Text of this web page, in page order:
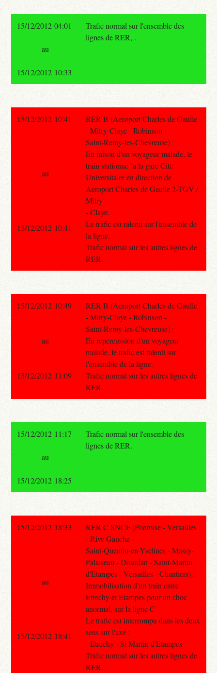
15/12/2012 04:01
Trafic normal sur l'ensemble des
lignes de RER, .
au
15/12/2012 10:33
15/12/2012 10:41
RER B (Aeroport Charles de Gaulle
- Mitry-Claye - Robinson -
Saint-Remy-les-Chevreuse) :
En raison d'un voyageur malade, le
train stationne `a la gare Cite
Universitaire en direction de
Aeroport Charles de Gaulle 2-TGV /
Mitry
- Claye.
Le trafic est ralenti sur l'ensemble de
la ligne.
Trafic normal sur les autres lignes de
RER.
au
15/12/2012 10:41
15/12/2012 10:49
RER B (Aeroport Charles de Gaulle
- Mitry-Claye - Robinson -
Saint-Remy-les-Chevreuse) :
En repercussion d'un voyageur
malade, le trafic est ralenti sur
l'ensemble de la ligne.
Trafic normal sur les autres lignes de
RER.
au
15/12/2012 11:09
15/12/2012 11:17
Trafic normal sur l'ensemble des
lignes de RER.
au
15/12/2012 18:25
15/12/2012 18:33
RER C SNCF (Pontoise - Versailles
- Rive Gauche -
Saint-Quentin-en-Yvelines - Massy-
Palaiseau - Dourdan - Saint-Martin
d'Etampes - Versailles - Chantiers) :
Immobilisation d'un train entre
Etrechy et Etampes pour un choc
anormal, sur la ligne C.
Le trafic est interrompu dans les deux
sens sur l'axe :
- Etrechy - St Martin d'Etampes
Trafic normal sur les autres lignes de
RER.
au
15/12/2012 18:41